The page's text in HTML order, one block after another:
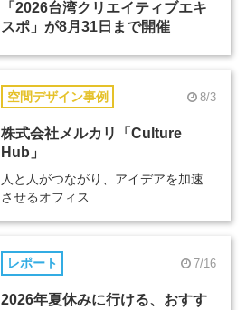
「2026台湾クリエイティブエキ
スポ」が8月31日まで開催
空間デザイン事例 8/3
株式会社メルカリ「Culture
Hub」
人と人がつながり、アイデアを加速
させるオフィス
レポート 7/16
2026年夏休みに行ける、おすす